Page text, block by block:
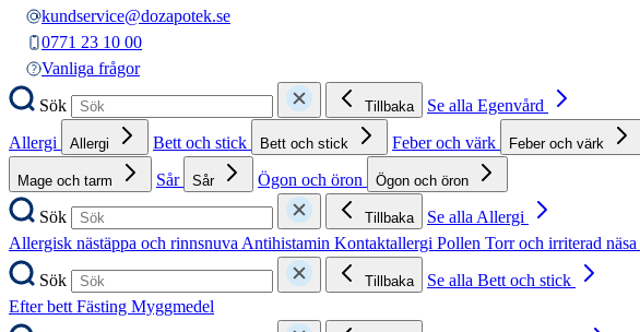
kundservice@dozapotek.se
0771 23 10 00
Vanliga frågor
Sök
Tillbaka
Se alla Egenvård
Allergi
Allergi Bett och stick Bett och stick Feber och värk Feber och värk
Mage och tarm Sår Sår Ögon och öron Ögon och öron
Sök Tillbaka
Se alla Allergi
Allergisk nästäppa och rinnsnuva Antihistamin Kontaktallergi Pollen Torr och irriterad näsa
Sök
Tillbaka
Se alla Bett och stick
Efter bett Fästing Myggmedel